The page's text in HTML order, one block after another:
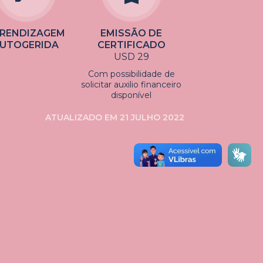
EMISSÃO DE
CERTIFICADO
USD 29
Com possibilidade de
solicitar auxilio financeiro
disponível
ATUALIZADO EM 21 JULHO 2022